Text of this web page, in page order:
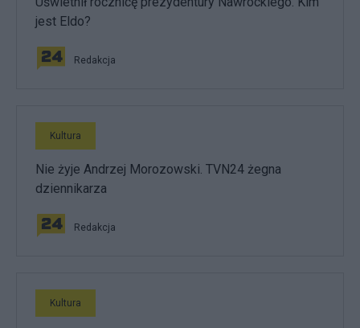
jest Eldo?
Redakcja
Kultura
Nie żyje Andrzej Morozowski. TVN24 żegna
dziennikarza
Redakcja
Kultura